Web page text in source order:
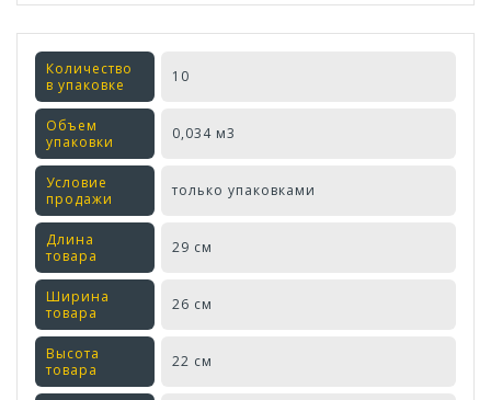
Количество
в упаковке
10
Объем
упаковки
0,034 м3
Условие
продажи
только упаковками
Длина
товара
29 см
Ширина
товара
26 см
Высота
товара
22 см